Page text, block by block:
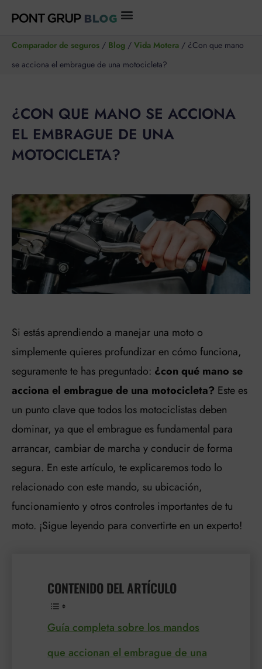
contenido
Comparador de seguros / Blog / Vida Motera / ¿Con que mano
se acciona el embrague de una motocicleta?
¿CON QUE MANO SE ACCIONA
EL EMBRAGUE DE UNA
MOTOCICLETA?
Si estás aprendiendo a manejar una moto o
simplemente quieres profundizar en cómo funciona,
seguramente te has preguntado: ¿con qué mano se
acciona el embrague de una motocicleta? Este es
un punto clave que todos los motociclistas deben
dominar, ya que el embrague es fundamental para
arrancar, cambiar de marcha y conducir de forma
segura. En este artículo, te explicaremos todo lo
relacionado con este mando, su ubicación,
funcionamiento y otros controles importantes de tu
moto. ¡Sigue leyendo para convertirte en un experto!
CONTENIDO DEL ARTÍCULO
Guía completa sobre los mandos
que accionan el embrague de una